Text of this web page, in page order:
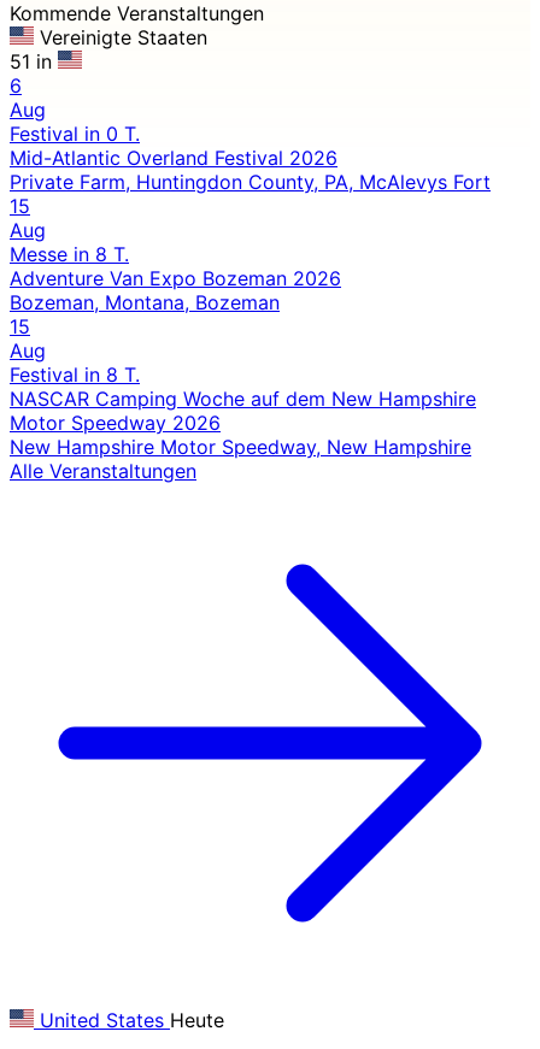
Kommende Veranstaltungen
Vereinigte Staaten
51 in
6
Aug
Festival in 0 T.
Mid-Atlantic Overland Festival 2026
Private Farm, Huntingdon County, PA, McAlevys Fort
15
Aug
Messe in 8 T.
Adventure Van Expo Bozeman 2026
Bozeman, Montana, Bozeman
15
Aug
Festival in 8 T.
NASCAR Camping Woche auf dem New Hampshire
Motor Speedway 2026
New Hampshire Motor Speedway, New Hampshire
Alle Veranstaltungen
United States Heute